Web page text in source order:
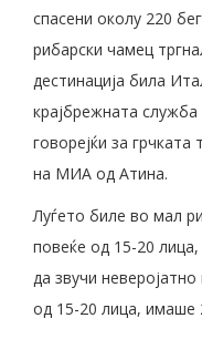
спасени околу 220
рибарски чамец
дестинација била
крајбрежната
говорејќи за грчката
на МИА од Атина.
Луѓето биле во мал
повеќе од 15-20 лица,
да звучи
од 15-20 лица, имаше